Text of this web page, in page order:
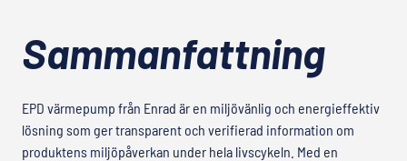
Sammanfattning
EPD värmepump från Enrad är en miljövänlig och energieffektiv
lösning som ger transparent och verifierad information om
produktens miljöpåverkan under hela livscykeln. Med en